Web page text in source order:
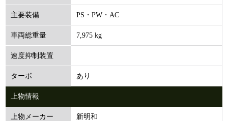
主要装備 PS・PW・AC
車両総重量 7,975 kg
速度抑制装置
ターボ あり
上物情報
上物メーカー 新明和